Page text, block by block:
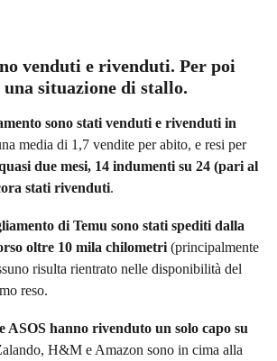
venduti e rivenduti. Per poi
situazione di stallo.
sono stati venduti e rivenduti in
media di 1,7 vendite per abito, e resi per
due mesi, 14 indumenti su 24 (pari al
stati rivenduti.
di Temu sono stati spediti dalla
oltre 10 mila chilometri(principalmente
risulta rientrato nelle disponibilità del
reso.
ASOS hanno rivenduto un solo capo su
H&M e Amazon sono in cima alla